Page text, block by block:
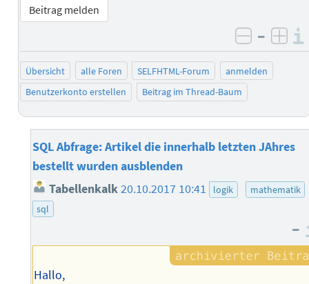
Beitrag melden
negativ
–
Übersicht alle Foren SELFHTML-Forum
anmelden
Benutzerkonto erstellen
Beitrag im Thread-Baum
SQL Abfrage: Artikel die innerhalb letzten JAhres
bestellt wurden ausblenden
Tabellenkalk20.10.2017 10:41 logik
mathematik
sql
–
Hallo,